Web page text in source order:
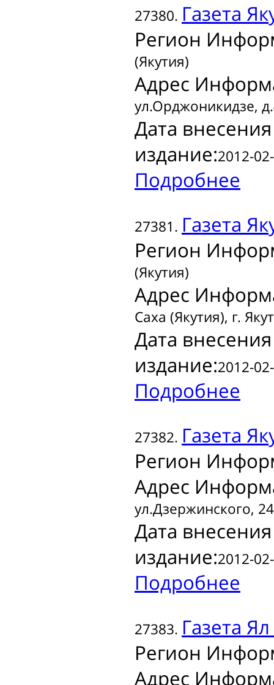
27380. Газета
Регион
(Якутия)
Адрес
ул.Орджоникидзе,
Дата
издание:2012-
Подробнее
27381. Газета
Регион
(Якутия)
Адрес
Саха (Якутия), г.
Дата
издание:2012-
Подробнее
27382. Газета
Регион
Адрес
ул.Дзержинского, 24
Дата
издание:2012-
Подробнее
27383. Газета
Регион
Адрес